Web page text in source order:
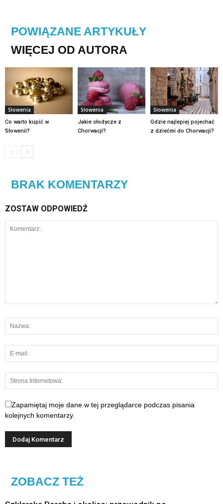
POWIĄZANE ARTYKUŁY
WIĘCEJ OD AUTORA
Słowenia
Co warto kupić w
Słowenii?
Słowenia
Jakie słodycze z
Chorwacji?
Słowenia
Gdzie najlepiej pojechać
z dziećmi do Chorwacji?
BRAK KOMENTARZY
ZOSTAW ODPOWIEDŹ
Zapamiętaj moje dane w tej przeglądarce podczas pisania
kolejnych komentarzy.
ZOBACZ TEŻ